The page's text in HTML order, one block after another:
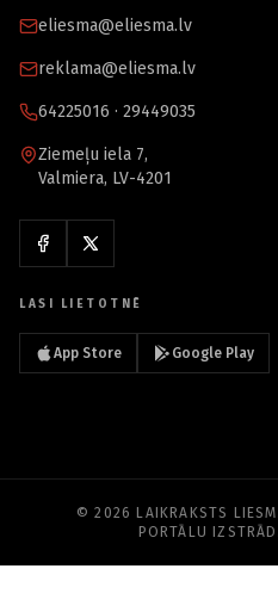
eliesma@eliesma.lv
reklama@eliesma.lv
64225016 · 29449035
Ziemeļu iela 7,
Valmiera, LV-4201
LASI LIETOTNĒ
App Store Google Play
© 2026 LAIKRAKSTS
PORTĀLU